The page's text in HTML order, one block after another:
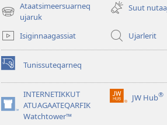
window)
Ataatsimeersuarneq
ujaruk
(opens
window)
Suut
Isiginnaagassiat Ujarlerit
Tunissuteqarneq
(opens
new
window)INTERNETIKKUT
ATUAGAATEQARFIK
Watchtower™
(opens
JW Hub®
(opens